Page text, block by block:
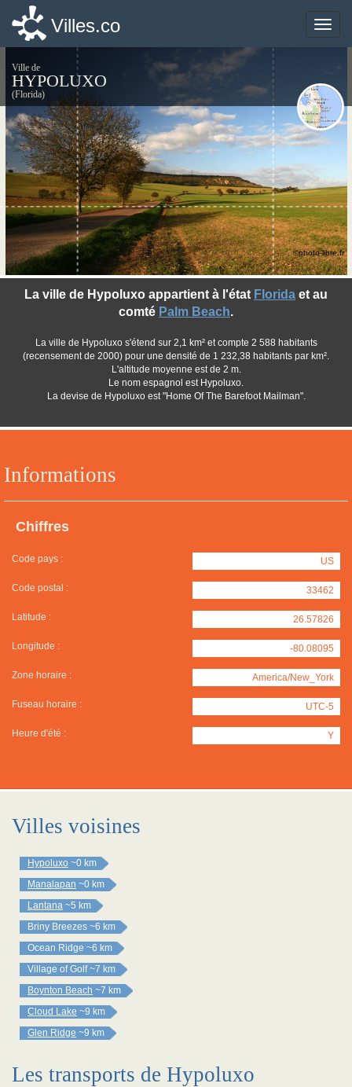
Toggle
Villes.co
Ville de
HYPOLUXO
(Florida)
Informations
Chiffres
Code pays : US
Code postal : 33462
Latitude : 26.57826
Longitude : -80.08095
Zone horaire : America/New_York
Fuseau horaire : UTC-5
Heure d'été : Y
La ville de Hypoluxo appartient à l'état Florida et au
comté Palm Beach.
La ville de Hypoluxo s'étend sur 2,1 km² et compte 2 588 habitants
(recensement de 2000) pour une densité de 1 232,38 habitants par km².
L'altitude moyenne est de 2 m.
Le nom espagnol est Hypoluxo.
La devise de Hypoluxo est "Home Of The Barefoot Mailman".
©photo-libre.fr
Villes voisines
Hypoluxo ~0 km
Manalapan ~0 km
Lantana ~5 km
Briny Breezes ~6 km
Ocean Ridge ~6 km
Village of Golf ~7 km
Boynton Beach ~7 km
Cloud Lake ~9 km
Glen Ridge ~9 km
Les transports de Hypoluxo
Toggle
Villes.co